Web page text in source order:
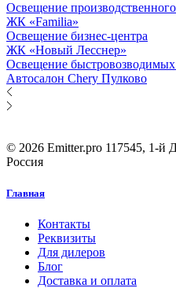
Освещение
ЖК «Familia»
Освещение бизнес-центра
ЖК «Новый Лесснер»
Освещение быстровозводимых
Автосалон Chery Пулково
© 2026 Emitter.pro 117545, 1-й
Россия
Главная
Контакты
Реквизиты
Для дилеров
Блог
Доставка и оплата